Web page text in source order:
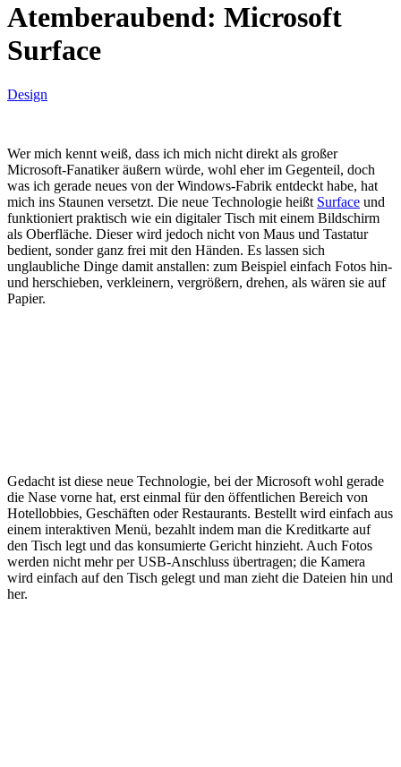
Atemberaubend: Microsoft
Surface
Design
Wer mich kennt weiß, dass ich mich nicht direkt als großer
Microsoft-Fanatiker äußern würde, wohl eher im Gegenteil, doch
was ich gerade neues von der Windows-Fabrik entdeckt habe, hat
mich ins Staunen versetzt. Die neue Technologie heißt Surface und
funktioniert praktisch wie ein digitaler Tisch mit einem Bildschirm
als Oberfläche. Dieser wird jedoch nicht von Maus und Tastatur
bedient, sonder ganz frei mit den Händen. Es lassen sich
unglaubliche Dinge damit anstallen: zum Beispiel einfach Fotos hin-
und herschieben, verkleinern, vergrößern, drehen, als wären sie auf
Papier.
Gedacht ist diese neue Technologie, bei der Microsoft wohl gerade
die Nase vorne hat, erst einmal für den öffentlichen Bereich von
Hotellobbies, Geschäften oder Restaurants. Bestellt wird einfach aus
einem interaktiven Menü, bezahlt indem man die Kreditkarte auf
den Tisch legt und das konsumierte Gericht hinzieht. Auch Fotos
werden nicht mehr per USB-Anschluss übertragen; die Kamera
wird einfach auf den Tisch gelegt und man zieht die Dateien hin und
her.